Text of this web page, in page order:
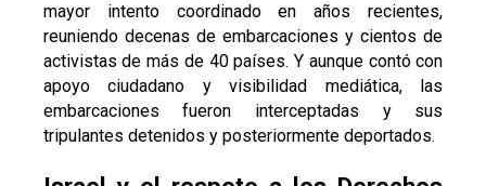
mayor intento coordinado en años recientes,
reuniendo decenas de embarcaciones y cientos de
activistas de más de 40 países. Y aunque contó con
apoyo ciudadano y visibilidad mediática, las
embarcaciones fueron interceptadas y sus
tripulantes detenidos y posteriormente deportados.